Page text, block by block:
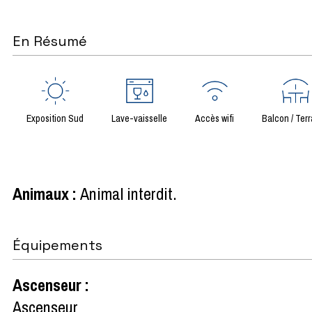
En Résumé
Exposition Sud Lave-vaisselle Accès wifi Balcon /
Animaux: Animal interdit
Équipements
Ascenseur:
Ascenseur